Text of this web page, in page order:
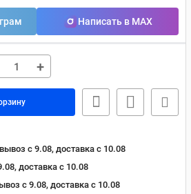
Написать в MAX
+
с 9.08, доставка c 10.08
доставка c 10.08
с 9.08, доставка c 10.08